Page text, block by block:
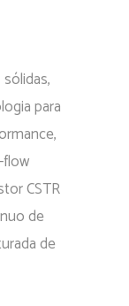
para
CSTR
de
de